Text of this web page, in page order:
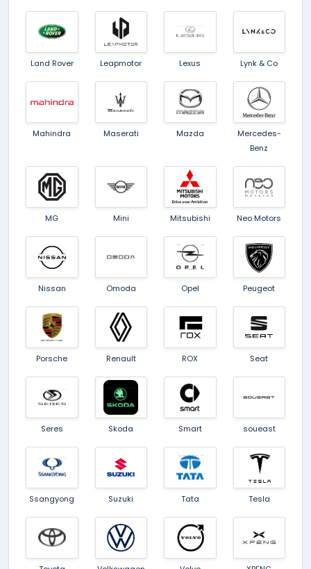
Land Rover Leapmotor Lexus Lynk & Co
Mahindra Maserati Mazda
Mercedes-
Benz
MG Mini Mitsubishi Neo Motors
Nissan Omoda Opel Peugeot
Porsche Renault ROX Seat
Seres Skoda Smart soueast
Ssangyong Suzuki Tata Tesla